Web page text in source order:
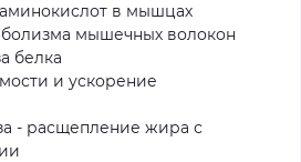
в мышцах
мышечных волокон
белка
и ускорение
- расщепление жира с